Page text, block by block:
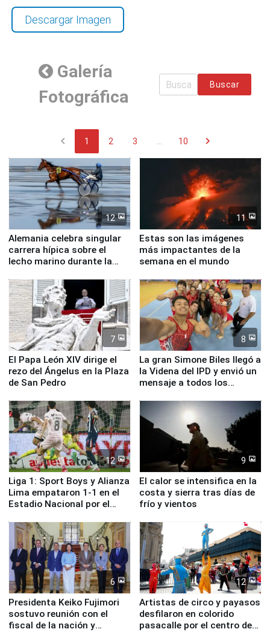
Descargar Imagen
Galería
Fotográfica
Buscar
chevron_left 1 2 3 ... 10 chevron_right
12
Alemania celebra singular
carrera hípica sobre el
lecho marino durante la
11
Estas son las imágenes
más impactantes de la
semana en el mundo
7
El Papa León XIV dirige el
rezo del Ángelus en la Plaza
de San Pedro
8
La gran Simone Biles llegó a
la Videna del IPD y envió un
mensaje a todos los
12
Liga 1: Sport Boys y Alianza
Lima empataron 1-1 en el
Estadio Nacional por el
9
El calor se intensifica en la
costa y sierra tras días de
frío y vientos
6
Presidenta Keiko Fujimori
sostuvo reunión con el
fiscal de la nación y
12
Artistas de circo y payasos
desfilaron en colorido
pasacalle por el centro de